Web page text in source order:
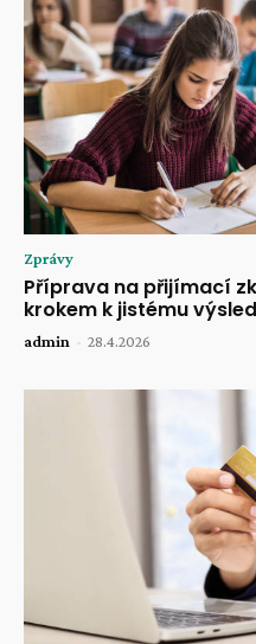
Zprávy
Příprava na přijímací
krokem k jistému
admin - 28.4.2026